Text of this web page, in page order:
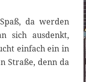
da werden
sich ausdenkt,
einfach ein in
Straße, denn da